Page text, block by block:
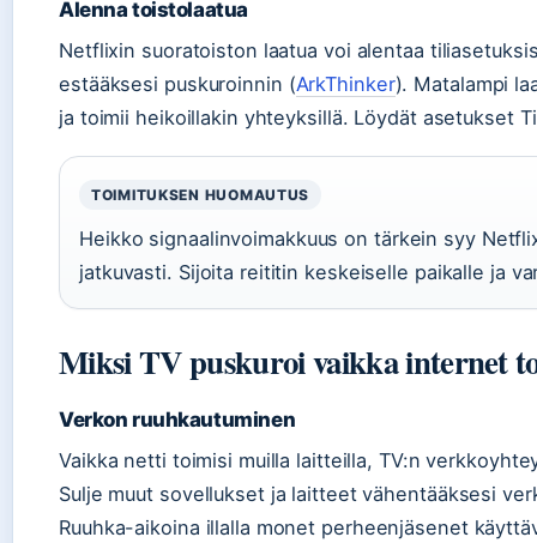
Alenna toistolaatua
Netflixin suoratoiston laatua voi alentaa
estääksesi puskuroinnin (ArkThinker). Matalampi
ja toimii heikoillakin yhteyksillä. Löydät asetukset
TOIMITUKSEN HUOMAUTUS
Heikko signaalinvoimakkuus on tärkein syy
jatkuvasti. Sijoita reititin keskeiselle paikalle ja
Miksi TV puskuroi vaikka internet
Verkon ruuhkautuminen
Vaikka netti toimisi muilla laitteilla, TV:n
Sulje muut sovellukset ja laitteet vähentääksesi
Ruuhka-aikoina illalla monet perheenjäsenet